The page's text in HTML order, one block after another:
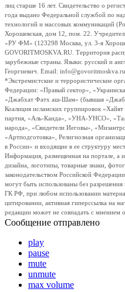
лиц старше 16 лет. Свидетельство о
года выдано Федеральной службой по
технологий и массовых коммуникаций
Хорошевская, дом 12, пом. 22.
«РУ ФМ» (123298 Москва, ул. 3-я
GOVORITMOSKVA.RU. Территория
зарубежные страны. Языки: русский и
Георгиевич. Email:
*Экстремистские и террористические
Федерации: «Правый сектор»,
«Джабхат Фатх аш-Шам» (бывшая
Коалиция исламских группировок
партия, «Аль-Каида», «УНА-УНСО»,
народа», «Свидетели Иеговы»,
«Артподготовка», Религиозная
в России» и входящие в ее структуру
Информация, размещенная на портале, а
дизайна, логотипы, товарные знаки,
законодательством Российской
могут быть использованы без
ГК РФ, при любом использовании
цитировании, активная гиперссылка на
редакции может не совпадать с мнением
Сообщение отправлено
play
pause
mute
unmute
max volume